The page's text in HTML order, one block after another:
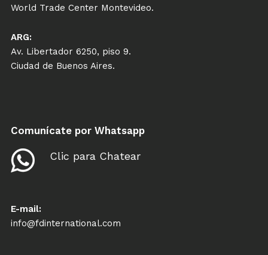
World Trade Center Montevideo.
ARG:
Av. Libertador 6250, piso 9.
Ciudad de Buenos Aires.
Comunícate por Whatsapp
Clic para Chatear
E-mail:
info@fdinternational.com